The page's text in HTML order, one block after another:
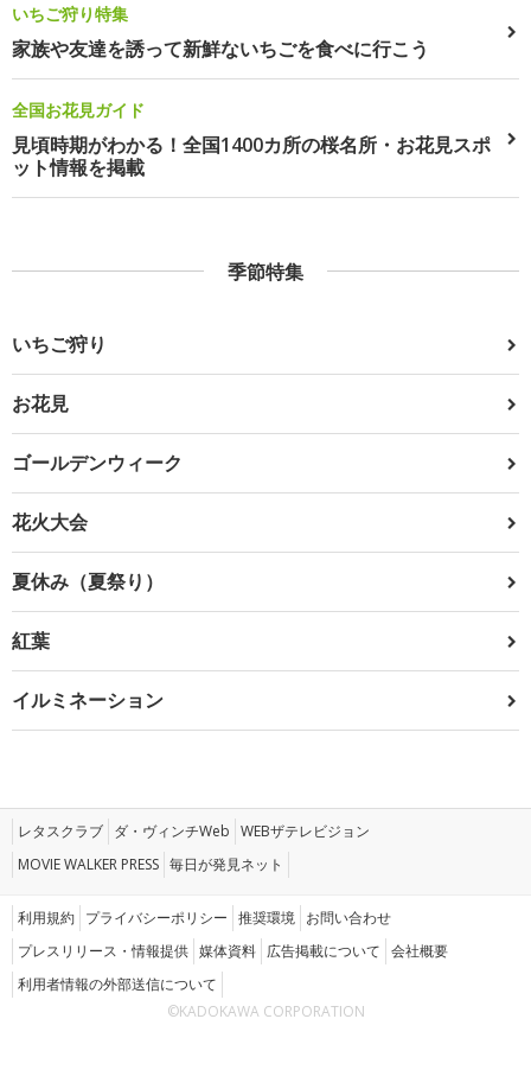
いちご狩り特集
家族や友達を誘って新鮮ないちごを食べに行こう
全国お花見ガイド
見頃時期がわかる！全国1400カ所の桜名所・お花見スポ
ット情報を掲載
季節特集
いちご狩り
お花見
ゴールデンウィーク
花火大会
夏休み（夏祭り）
紅葉
イルミネーション
レタスクラブ ダ・ヴィンチWeb WEBザテレビジョン
MOVIE WALKER PRESS 毎日が発見ネット
利用規約 プライバシーポリシー 推奨環境 お問い合わせ
プレスリリース・情報提供 媒体資料 広告掲載について 会社概要
利用者情報の外部送信について
©KADOKAWA CORPORATION